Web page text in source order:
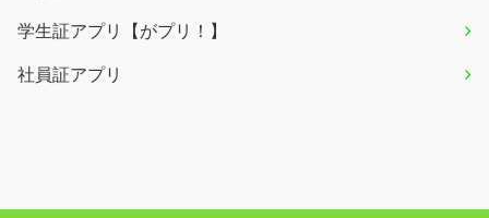
学生証アプリ【がプリ！】
社員証アプリ